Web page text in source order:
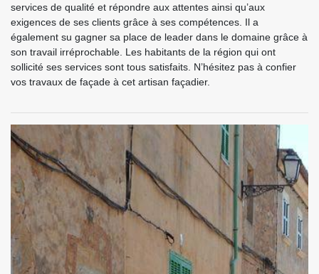
services de qualité et répondre aux attentes ainsi qu’aux
exigences de ses clients grâce à ses compétences. Il a
également su gagner sa place de leader dans le domaine grâce à
son travail irréprochable. Les habitants de la région qui ont
sollicité ses services sont tous satisfaits. N’hésitez pas à confier
vos travaux de façade à cet artisan façadier.